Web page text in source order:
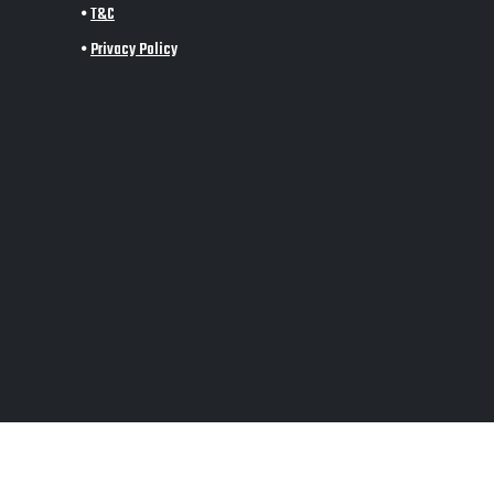
•T&C
•Privacy Policy